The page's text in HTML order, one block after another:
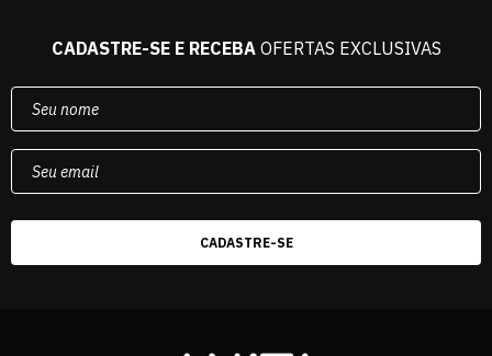
CADASTRE-SE E RECEBAOFERTAS EXCLUSIVAS